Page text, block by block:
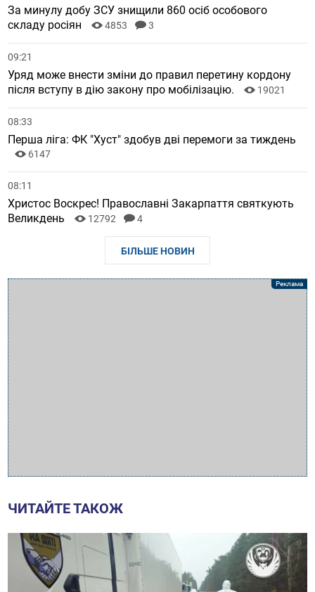
За минулу добу ЗСУ знищили 860 осіб особового
складу росіян
4853 3
09:21
Уряд може внести зміни до правил перетину кордону
після вступу в дію закону про мобілізацію.
19021
08:33
Перша ліга: ФК "Хуст" здобув дві перемоги за тиждень
6147
08:11
Христос Воскрес! Православні Закарпаття святкують
Великдень
12792 4
БІЛЬШЕ НОВИН
ЧИТАЙТЕ ТАКОЖ